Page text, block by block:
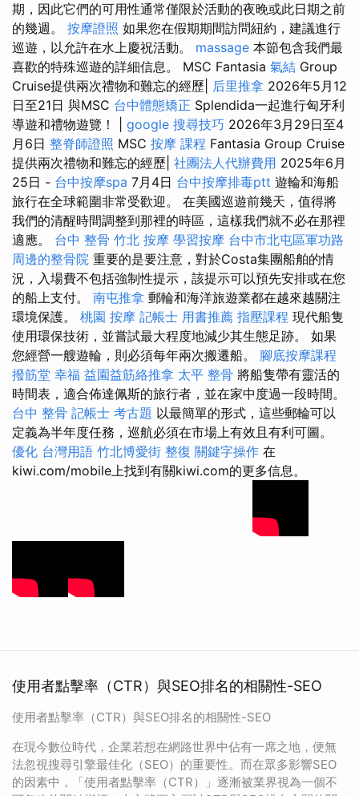
期，因此它們的可用性通常僅限於活動的夜晚或此日期之前
的幾週。 按摩證照 如果您在假期期間訪問紐約，建議進行
巡遊，以允許在水上慶祝活動。 massage 本節包含我們最
喜歡的特殊巡遊的詳細信息。 MSC Fantasia 氣結 Group
Cruise提供兩次禮物和難忘的經歷| 后里推拿 2026年5月12
日至21日 與MSC 台中體態矯正 Splendida一起進行匈牙利
導遊和禮物遊覽！ | google 搜尋技巧 2026年3月29日至4
月6日 整脊師證照 MSC 按摩 課程 Fantasia Group Cruise
提供兩次禮物和難忘的經歷| 社團法人代辦費用 2025年6月
25日 - 台中按摩spa 7月4日 台中按摩排毒ptt 遊輪和海船
旅行在全球範圍非常受歡迎。 在美國巡遊前幾天，值得將
我們的清醒時間調整到那裡的時區，這樣我們就不必在那裡
適應。 台中 整骨 竹北 按摩 學習按摩 台中市北屯區軍功路
周邊的整骨院 重要的是要注意，對於Costa集團船舶的情
況，入場費不包括強制性提示，該提示可以預先安排或在您
的船上支付。 南屯推拿 郵輪和海洋旅遊業都在越來越關注
環境保護。 桃園 按摩 記帳士 用書推薦 指壓課程 現代船隻
使用環保技術，並嘗試最大程度地減少其生態足跡。 如果
您經營一艘遊輪，則必須每年兩次搬遷船。 腳底按摩課程
撥筋堂 幸福 益園益筋絡推拿 太平 整骨 將船隻帶有靈活的
時間表，適合佈達佩斯的旅行者，並在家中度過一段時間。
台中 整骨 記帳士 考古題 以最簡單的形式，這些郵輪可以
定義為半年度任務，巡航必須在市場上有效且有利可圖。
優化 台灣用語 竹北博愛街 整復 關鍵字操作 在
kiwi.com/mobile上找到有關kiwi.com的更多信息。
使用者點擊率（CTR）與SEO排名的相關性-SEO
使用者點擊率（CTR）與SEO排名的相關性-SEO
在現今數位時代，企業若想在網路世界中佔有一席之地，便無
法忽視搜尋引擎最佳化（SEO）的重要性。而在眾多影響SEO
的因素中，「使用者點擊率（CTR）」逐漸被業界視為一個不